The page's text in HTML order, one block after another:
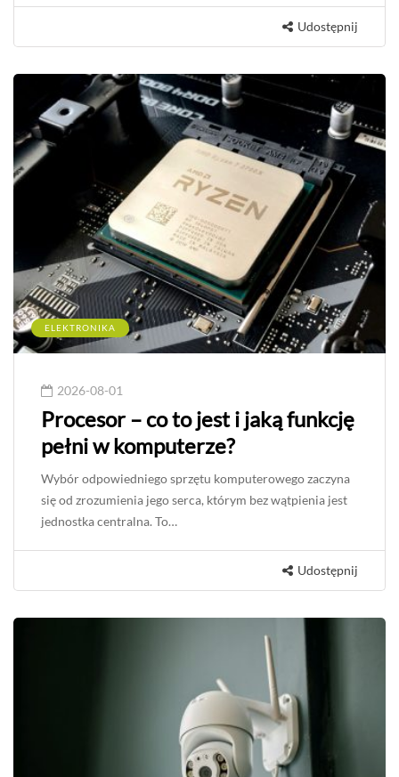
Udostępnij
ELEKTRONIKA
2026-08-01
Procesor – co to jest i jaką funkcję
pełni w komputerze?
Wybór odpowiedniego sprzętu komputerowego zaczyna
się od zrozumienia jego serca, którym bez wątpienia jest
jednostka centralna. To…
Udostępnij